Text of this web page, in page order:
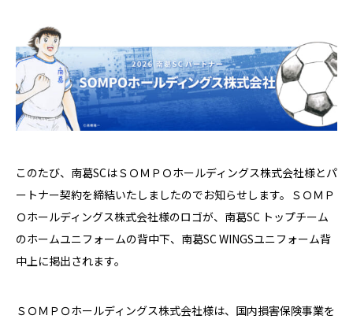
このたび、南葛SCはＳＯＭＰＯホールディングス株式会社様とパ
ートナー契約を締結いたしましたのでお知らせします。ＳＯＭＰ
Ｏホールディングス株式会社様のロゴが、南葛SC トップチーム
のホームユニフォームの背中下、南葛SC WINGSユニフォーム背
中上に掲出されます。
ＳＯＭＰＯホールディングス株式会社様は、国内損害保険事業を